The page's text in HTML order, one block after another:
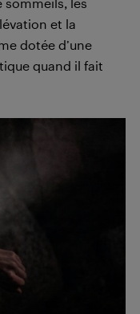
et la
dotée d’une
quand il fait